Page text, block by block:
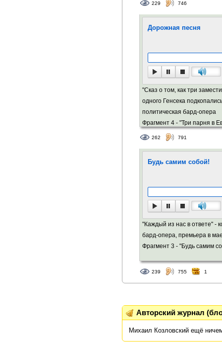
229 746
Дорожная песня
"Сказ о том, как три
одного Генсека
политическая бард-опера
Фрагмент 4 - "Три парня в
революцию..."...
262 791
Будь самим собой!
"Каждый из нас в ответе" -
бард-опера, премьера в
Фрагмент 3 - "Будь самим
239 755 1
Авторский журнал
Михаил Козловский ещё